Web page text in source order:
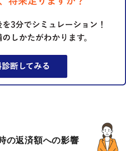
の返済額への影響